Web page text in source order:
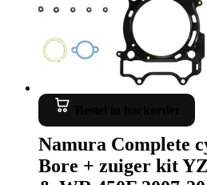
Namura Complete
Bore + zuiger kit